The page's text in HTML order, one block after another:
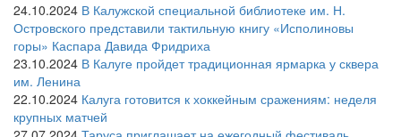
24.10.2024 В Калужской специальной библиотеке им. Н.
Островского представили тактильную книгу «Исполиновы
горы» Каспара Давида Фридриха
23.10.2024 В Калуге пройдет традиционная ярмарка у сквера
им. Ленина
22.10.2024 Калуга готовится к хоккейным сражениям: неделя
крупных матчей